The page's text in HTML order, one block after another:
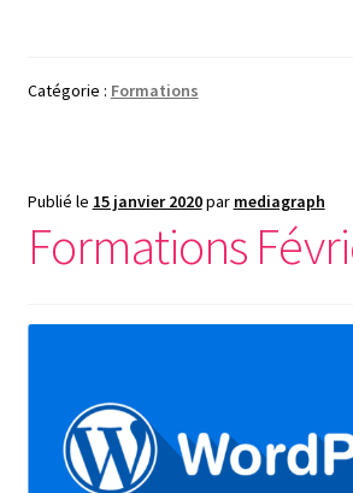
Catégorie : Formations
Publié le 15 janvier 2020par mediagraph
Formations